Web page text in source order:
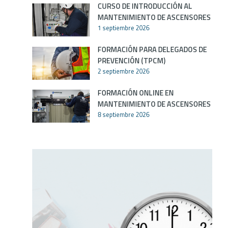
CURSO DE INTRODUCCIÓN AL
MANTENIMIENTO DE ASCENSORES
1 septiembre 2026
FORMACIÓN PARA DELEGADOS DE
PREVENCIÓN (TPCM)
2 septiembre 2026
FORMACIÓN ONLINE EN
MANTENIMIENTO DE ASCENSORES
8 septiembre 2026